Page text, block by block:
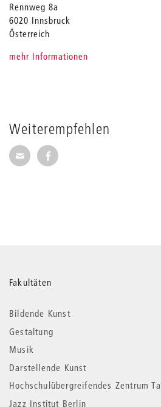
Weiterempfehlen
Seite per E-Mail
Seite auf Facebook
Rennweg 8a
6020 Innsbruck
Österreich
mehr Informationen
Weitere
Informationen
Fakultäten
Bildende Kunst
Gestaltung
Musik
Darstellende Kunst
Hochschulübergreifendes Zentrum
Jazz Institut Berlin